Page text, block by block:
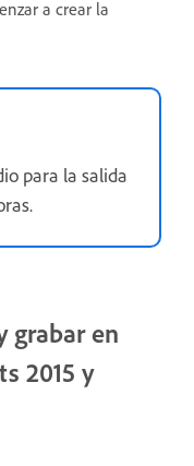
a crear la
para la salida
grabar en
2015 y